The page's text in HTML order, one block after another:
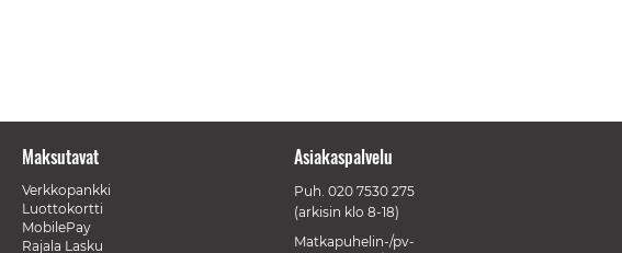
Maksutavat
Verkkopankki
Luottokortti
MobilePay
Rajala Lasku
Asiakaspalvelu
Puh. 020 7530 275
(arkisin klo 8-18)
Matkapuhelin-/pv-